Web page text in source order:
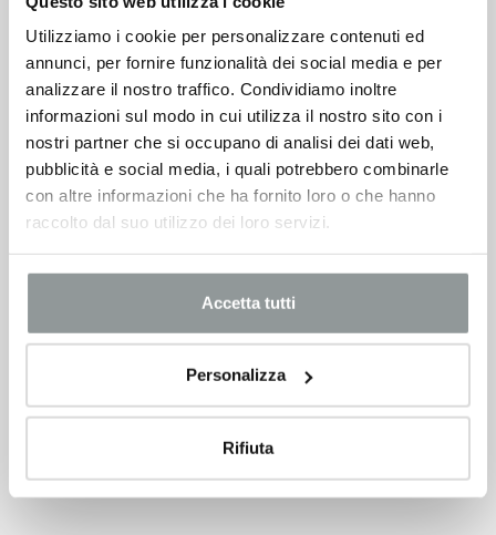
Utilizziamo i cookie per personalizzare contenuti ed
annunci, per fornire funzionalità dei social media e per
analizzare il nostro traffico. Condividiamo inoltre
informazioni sul modo in cui utilizza il nostro sito con i
nostri partner che si occupano di analisi dei dati web,
pubblicità e social media, i quali potrebbero combinarle
con altre informazioni che ha fornito loro o che hanno
raccolto dal suo utilizzo dei loro servizi.
Accetta tutti
Personalizza
Rifiuta